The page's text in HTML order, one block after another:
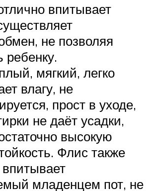
впитывает
не позволяя
ребенку.
мягкий, легко
влагу, не
прост в уходе,
не даёт усадки,
высокую
Флис также
младенцем пот, не